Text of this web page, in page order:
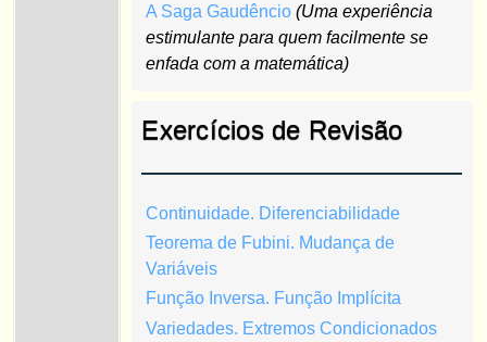
A Saga Gaudêncio(Uma experiência
estimulante para quem facilmente se
enfada com a matemática)
Exercícios de Revisão
Continuidade. Diferenciabilidade
Teorema de Fubini. Mudança de
Variáveis
Função Inversa. Função Implícita
Variedades. Extremos Condicionados